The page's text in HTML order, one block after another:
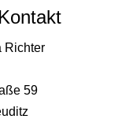
Richter
59